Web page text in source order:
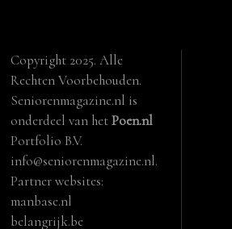
Copyright 2025. Alle
Rechten Voorbehouden.
Seniorenmagazine.nl is
onderdeel van hetPoen.nl
Portfolio B.V.
info@seniorenmagazine.nl.
Partner websites:
manbase.nl
belangrijk.be